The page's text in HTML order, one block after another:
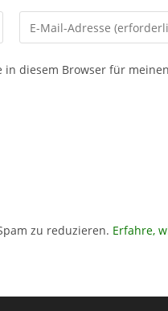
Gib
deine
in diesem Browser für
zu reduzieren. Erfahre,